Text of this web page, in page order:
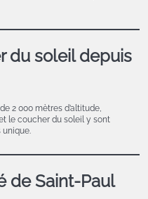
du soleil depuis
2 000 mètres d’altitude,
le coucher du soleil y sont
de Saint-Paul